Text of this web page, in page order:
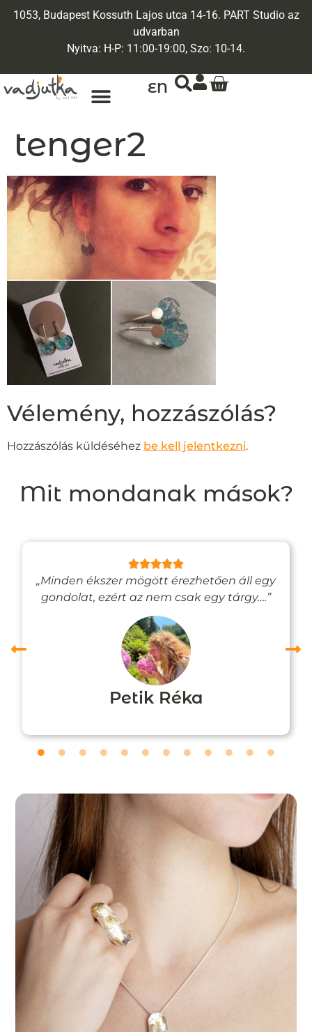
1053, Budapest Kossuth Lajos utca 14-16. PART Studio az
udvarban
Nyitva: H-P: 11:00-19:00, Szo: 10-14.
EN
tenger2
Vélemény, hozzászólás?
Hozzászólás küldéséhez be kell jelentkezni.
Mit mondanak mások?
„Minden ékszer mögött érezhetően áll egy
gondolat, ezért az nem csak egy tárgy….”
Petik Réka